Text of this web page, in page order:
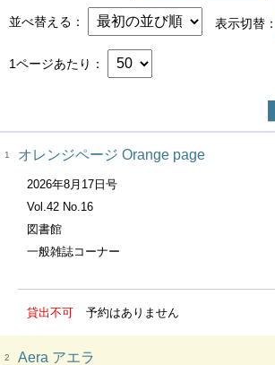
並べ替える 表示切替
1ページあたり
1 オレンジページ Orange page
2026年8月17日号
Vol.42 No.16
図書館
一般雑誌コーナー
貸出不可 予約はありません
2 Aera アエラ